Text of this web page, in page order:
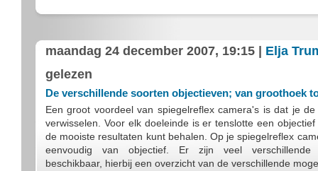
maandag 24 december 2007, 19:15 | Elja
gelezen
De verschillende soorten objectieven; van groothoek
Een groot voordeel van spiegelreflex camera's is dat je
verwisselen. Voor elk doeleinde is er tenslotte een
de mooiste resultaten kunt behalen. Op je spiegelreflex
eenvoudig van objectief. Er zijn veel verschillende
beschikbaar, hierbij een overzicht van de verschillende